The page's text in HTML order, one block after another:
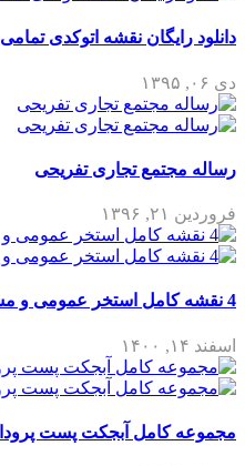
دانلود رایگان نقشه اتوکدی
دی ۰۶, ۱۳۹۵
رساله مجتمع تجاری تفریحی
فروردین ۲۱, ۱۳۹۶
4 نقشه کامل استخر عمومی و مسکونی DWG
اسفند ۱۴, ۱۴۰۰
مجموعه کامل آبجکت پست